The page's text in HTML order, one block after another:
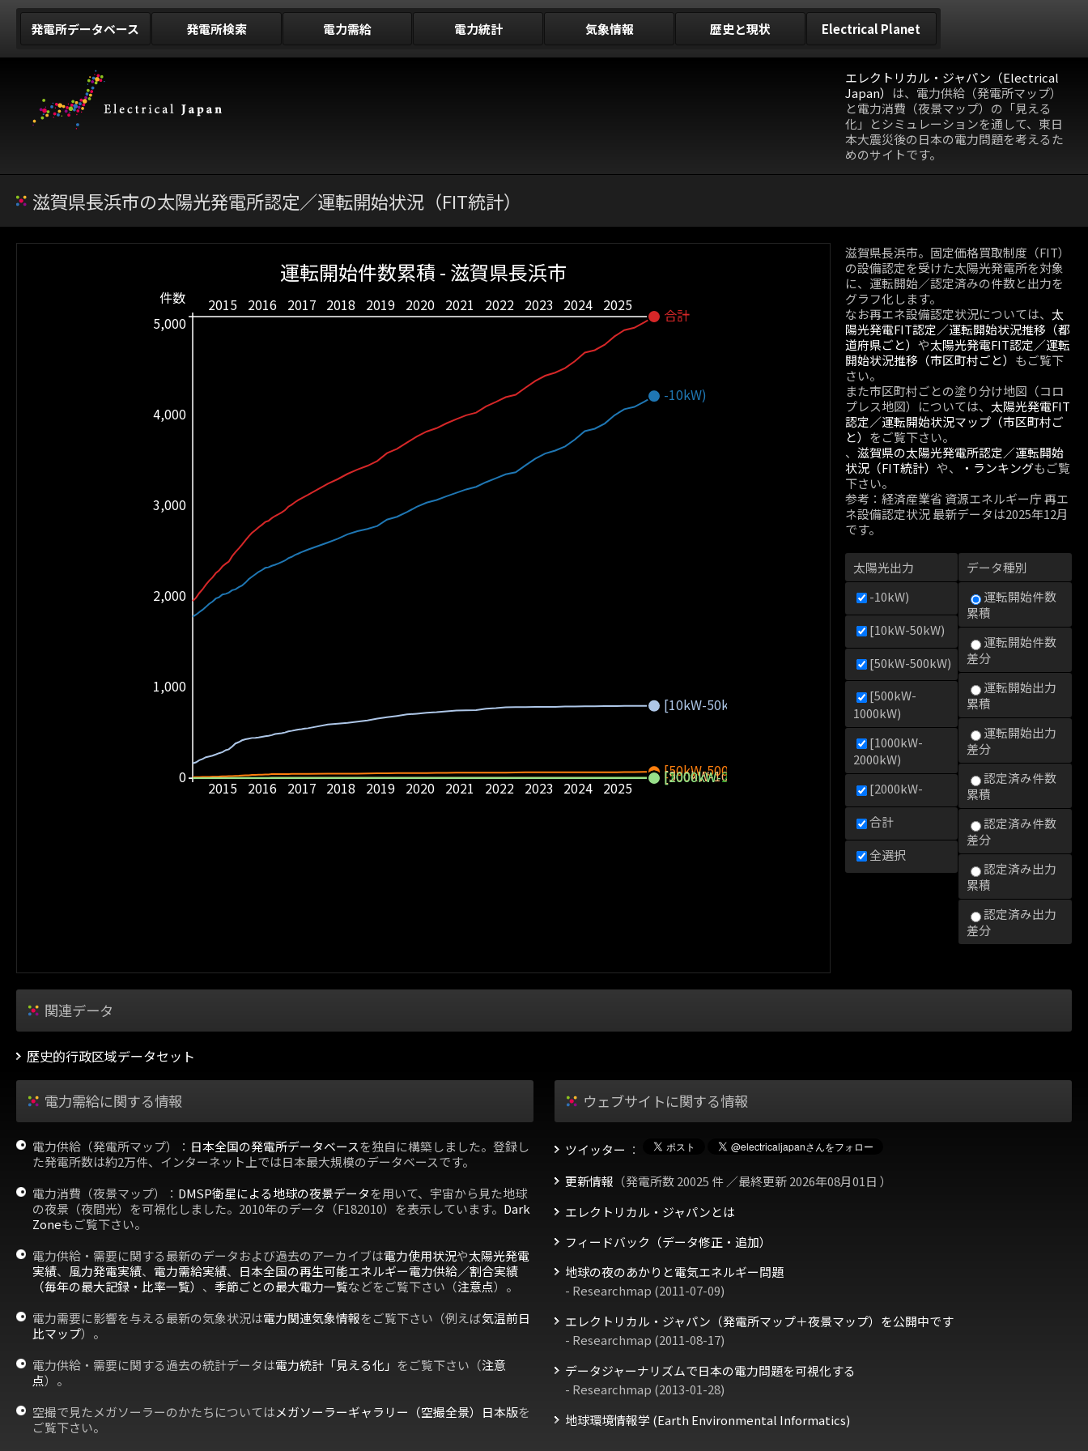
発電所データベース 発電所検索 電力需給 電力統計 気象情報 歴史と現状 Electrical Planet
エレクトリカル・ジャパン（Electrical
Japan） は、電力供給（発電所マップ）
と電力消費（夜景マップ）の「見える
化」とシミュレーションを通して、東日
本大震災後の日本の電力問題を考えるた
めのサイトです。
滋賀県長浜市の太陽光発電所認定／運転開始状況（FIT統計）
2015 2016 2017 2018 2019 2020 2021 2022 2023 2024 2025
2015 2016 2017 2018 2019 2020 2021 2022 2023 2024 2025
0
1,000
2,000
3,000
4,000
5,000
件数
運転開始件数累積 - 滋賀県長浜市
-10kW)
[10kW-50kW)
[50kW-500kW)
[500kW-1000kW)
[1000kW-2000kW)
[2000kW-
合計
滋賀県長浜市。固定価格買取制度（FIT）
の設備認定を受けた太陽光発電所を対象
に、運転開始／認定済みの件数と出力を
グラフ化します。
なお再エネ設備認定状況については、 太
陽光発電FIT認定／運転開始状況推移（都
道府県ごと） や太陽光発電FIT認定／運転
開始状況推移（市区町村ごと） もご覧下
さい。
また市区町村ごとの塗り分け地図（コロ
プレス地図）については、 太陽光発電FIT
認定／運転開始状況マップ（市区町村ご
と） をご覧下さい。
、 滋賀県の太陽光発電所認定／運転開始
状況（FIT統計） や、 ・ランキングもご覧
下さい。
参考：経済産業省 資源エネルギー庁 再エ
ネ設備認定状況 最新データは2025年12月
です。
太陽光出力
-10kW)
[10kW-50kW)
[50kW-500kW)
[500kW-
1000kW)
[1000kW-
2000kW)
[2000kW-
合計
全選択
データ種別
運転開始件数
累積
運転開始件数
差分
運転開始出力
累積
運転開始出力
差分
認定済み件数
累積
認定済み件数
差分
認定済み出力
累積
認定済み出力
差分
関連データ
歴史的行政区域データセット
電力需給に関する情報
電力供給（発電所マップ）： 日本全国の発電所データベースを独自に構築しました。登録し
た発電所数は約2万件、インターネット上では日本最大規模のデータベースです。
電力消費（夜景マップ）： DMSP衛星による地球の夜景データを用いて、宇宙から見た地球
の夜景（夜間光）を可視化しました。2010年のデータ（F182010）を表示しています。 Dark
Zoneもご覧下さい。
電力供給・需要に関する最新のデータおよび過去のアーカイブは電力使用状況や太陽光発電
実績、 風力発電実績、 電力需給実績、 日本全国の再生可能エネルギー電力供給／割合実績
（毎年の最大記録・比率一覧） 、 季節ごとの最大電力一覧などをご覧下さい（注意点）。
電力需要に影響を与える最新の気象状況は電力関連気象情報をご覧下さい（例えば気温前日
比マップ）。
電力供給・需要に関する過去の統計データは電力統計「見える化」 をご覧下さい（注意
点）。
空撮で見たメガソーラーのかたちについてはメガソーラーギャラリー（空撮全景）日本版を
ご覧下さい。
ウェブサイトに関する情報
ツイッター ：
更新情報 （発電所数 20025 件 ／最終更新 2026年08月01日 ）
エレクトリカル・ジャパンとは
フィードバック（データ修正・追加）
地球の夜のあかりと電気エネルギー問題
- Researchmap (2011-07-09)
エレクトリカル・ジャパン（発電所マップ＋夜景マップ）を公開中です
- Researchmap (2011-08-17)
データジャーナリズムで日本の電力問題を可視化する
- Researchmap (2013-01-28)
地球環境情報学 (Earth Environmental Informatics)